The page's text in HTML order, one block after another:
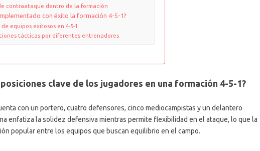
contraataque dentro de la formación
con éxito la formación 4-5-1?
equipos exitosos en 4-5-1
tácticas por diferentes entrenadores
posiciones clave de los jugadores en una formación 4-5-1?
con un portero, cuatro defensores, cinco mediocampistas y un delantero
enfatiza la solidez defensiva mientras permite flexibilidad en el ataque, lo que la
popular entre los equipos que buscan equilibrio en el campo.